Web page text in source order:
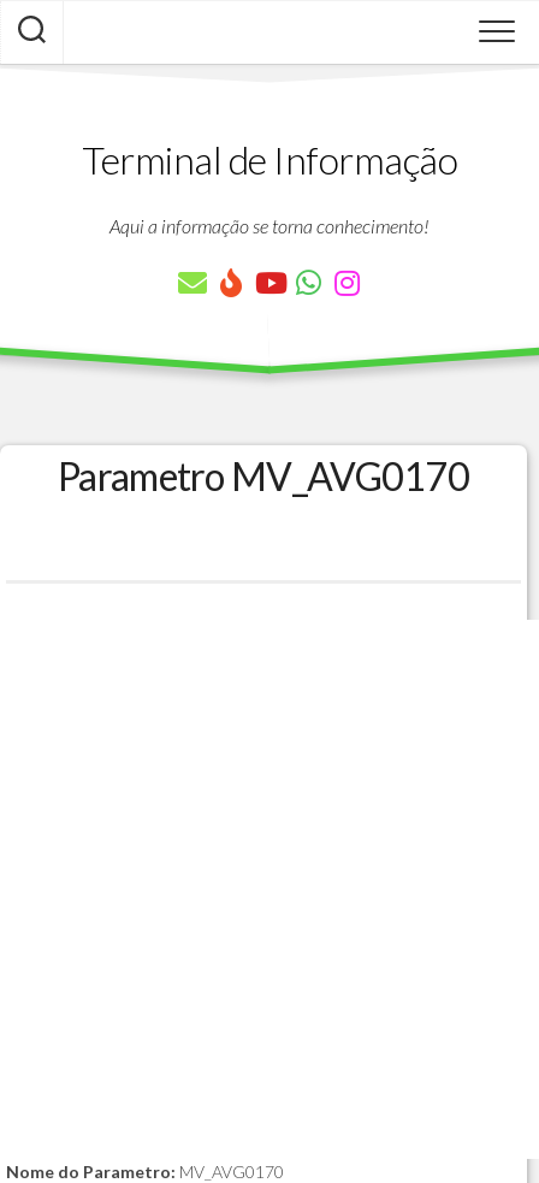
Skip
content
Terminal de Informação
Aqui a informação se torna conhecimento!
Parametro MV_AVG0170
Nome do Parametro: MV_AVG0170